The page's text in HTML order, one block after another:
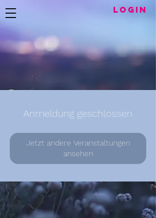
LogIN
Anmeldung geschlossen
Jetzt andere Veranstaltungen
ansehen